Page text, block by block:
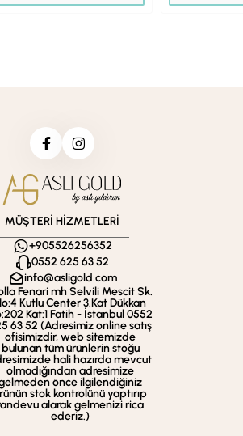
MÜŞTERİ HİZMETLERİ
+905526256352
0552 625 63 52
info@asligold.com
Fenari mh Selvili Mescit Sk.
Kutlu Center 3.Kat Dükkan
Kat:1 Fatih - İstanbul 0552
63 52 (Adresimiz online satış
ofisimizdir, web sitemizde
bulunan tüm ürünlerin stoğu
hali hazırda mevcut
olmadığından adresimize
önce ilgilendiğiniz
stok kontrolünü yaptırıp
alarak gelmenizi rica
ederiz.)